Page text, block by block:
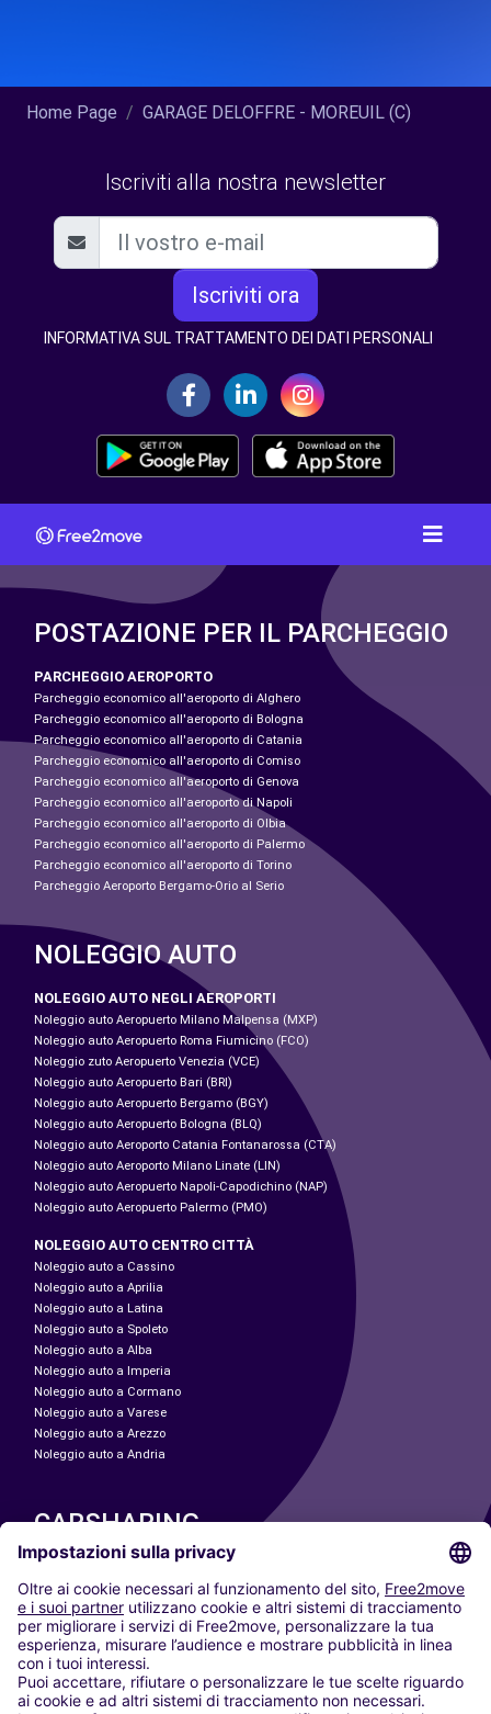
Home Page GARAGE DELOFFRE - MOREUIL (C)
Iscriviti alla nostra newsletter
Iscriviti ora
INFORMATIVA SUL TRATTAMENTO DEI DATI PERSONALI
POSTAZIONE PER IL PARCHEGGIO
PARCHEGGIO AEROPORTO
Parcheggio economico all'aeroporto di Alghero
Parcheggio economico all'aeroporto di Bologna
Parcheggio economico all'aeroporto di Catania
Parcheggio economico all'aeroporto di Comiso
Parcheggio economico all'aeroporto di Genova
Parcheggio economico all'aeroporto di Napoli
Parcheggio economico all'aeroporto di Olbia
Parcheggio economico all'aeroporto di Palermo
Parcheggio economico all'aeroporto di Torino
Parcheggio Aeroporto Bergamo-Orio al Serio
NOLEGGIO AUTO
NOLEGGIO AUTO NEGLI AEROPORTI
Noleggio auto Aeropuerto Milano Malpensa (MXP)
Noleggio auto Aeropuerto Roma Fiumicino (FCO)
Noleggio zuto Aeropuerto Venezia (VCE)
Noleggio auto Aeropuerto Bari (BRI)
Noleggio auto Aeropuerto Bergamo (BGY)
Noleggio auto Aeropuerto Bologna (BLQ)
Noleggio auto Aeroporto Catania Fontanarossa (CTA)
Noleggio auto Aeroporto Milano Linate (LIN)
Noleggio auto Aeropuerto Napoli-Capodichino (NAP)
Noleggio auto Aeropuerto Palermo (PMO)
NOLEGGIO AUTO CENTRO CITTÀ
Noleggio auto a Cassino
Noleggio auto a Aprilia
Noleggio auto a Latina
Noleggio auto a Spoleto
Noleggio auto a Alba
Noleggio auto a Imperia
Noleggio auto a Cormano
Noleggio auto a Varese
Noleggio auto a Arezzo
Noleggio auto a Andria
CARSHARING
LE NOSTRE CITTÀ
Paris
Madrid
Washington DC
Milano
Roma
Torino